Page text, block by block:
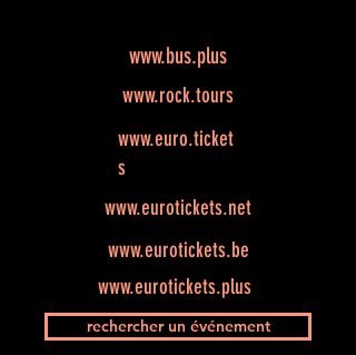
www.bus.plus
www.rock.tours
www.euro.ticket
s
www.eurotickets.net
www.eurotickets.be
www.eurotickets.plus
rechercher un événement